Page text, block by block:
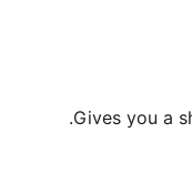
Gives you a